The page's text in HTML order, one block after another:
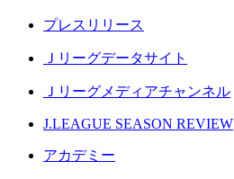
プレスリリース
Ｊリーグデータサイト
Ｊリーグメディアチャンネル
J.LEAGUE SEASON REVIEW
アカデミー